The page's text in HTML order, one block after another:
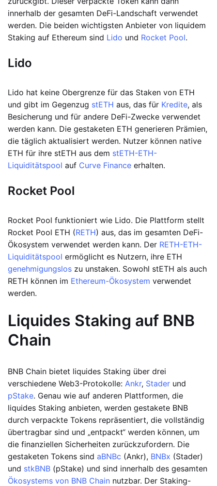
innerhalb der gesamten DeFi-Landschaft verwendet
werden. Die beiden wichtigsten Anbieter von liquidem
Staking auf Ethereum sind Lido und Rocket Pool.
Lido
Lido hat keine Obergrenze für das Staken von ETH
und gibt im Gegenzug stETH aus, das für Kredite, als
Besicherung und für andere DeFi-Zwecke verwendet
werden kann. Die gestaketen ETH generieren Prämien,
die täglich aktualisiert werden. Nutzer können native
ETH für ihre stETH aus dem stETH-ETH-
Liquiditätspool auf Curve Finance erhalten.
Rocket Pool
Rocket Pool funktioniert wie Lido. Die Plattform stellt
Rocket Pool ETH (RETH) aus, das im gesamten DeFi-
Ökosystem verwendet werden kann. Der RETH-ETH-
Liquiditätspool ermöglicht es Nutzern, ihre ETH
genehmigungslos zu unstaken. Sowohl stETH als auch
RETH können im Ethereum-Ökosystem verwendet
werden.
Liquides Staking auf BNB
Chain
BNB Chain bietet liquides Staking über drei
verschiedene Web3-Protokolle: Ankr, Stader und
pStake. Genau wie auf anderen Plattformen, die
liquides Staking anbieten, werden gestakete BNB
durch verpackte Tokens repräsentiert, die vollständig
übertragbar sind und „entpackt“ werden können, um
die finanziellen Sicherheiten zurückzufordern. Die
gestaketen Tokens sind aBNBc (Ankr), BNBx (Stader)
und stkBNB (pStake) und sind innerhalb des gesamten
Ökosystems von BNB Chain nutzbar. Der Staking-